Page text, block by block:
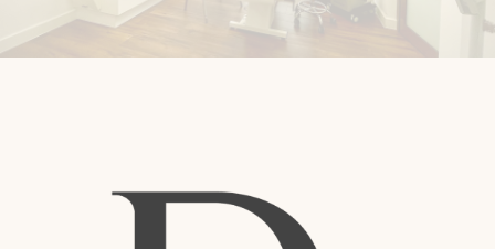
Kontakt
Wyszukiwanie